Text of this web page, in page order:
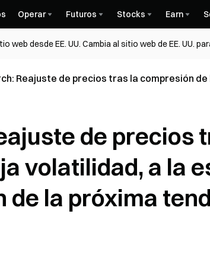
Operar Futuros Stocks Earn
web desde EE. UU. Cambia al sitio web de EE. UU.
Reajuste de precios tras la compresión de
de precios
volatilidad, a la
de la próxima